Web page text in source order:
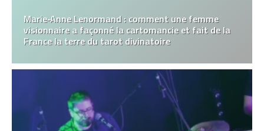
Marie‑Anne Lenormand : comment une femme
visionnaire a façonné la cartomancie et fait de la
France la terre du tarot divinatoire